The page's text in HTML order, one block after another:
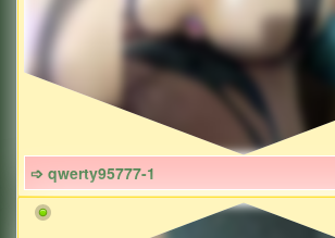
➩ qwerty95777-1